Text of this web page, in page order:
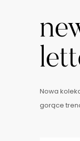
Nowa
gorące